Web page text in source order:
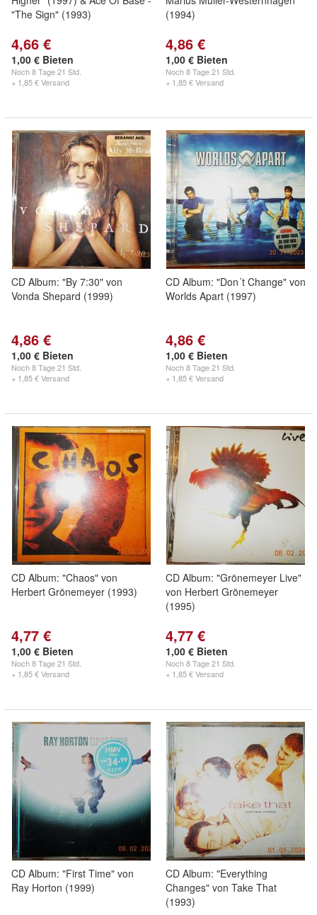
"The Sign" (1993)
4,66 €
1,00 € Bieten
Noch8 Tage 21 Std.
+ 1,85 € Versand
(1994)
4,86 €
1,00 € Bieten
Noch8 Tage 21 Std.
+ 1,85 € Versand
CD Album: "By 7:30" von
Vonda Shepard (1999)
4,86 €
1,00 € Bieten
Noch8 Tage 21 Std.
+ 1,85 € Versand
CD Album: "Don´t Change" von
Worlds Apart (1997)
4,86 €
1,00 € Bieten
Noch8 Tage 21 Std.
+ 1,85 € Versand
CD Album: "Chaos" von
Herbert Grönemeyer (1993)
4,77 €
1,00 € Bieten
Noch8 Tage 21 Std.
+ 1,85 € Versand
CD Album: "Grönemeyer Live"
von Herbert Grönemeyer
(1995)
4,77 €
1,00 € Bieten
Noch8 Tage 21 Std.
+ 1,85 € Versand
CD Album: "First Time" von
Ray Horton (1999)
CD Album: "Everything
Changes" von Take That
(1993)